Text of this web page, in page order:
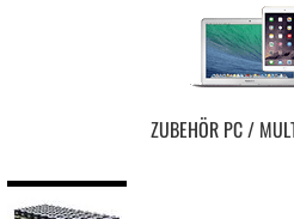
ZUBEHÖR PC /